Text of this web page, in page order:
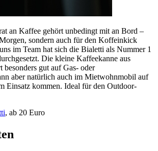
an Kaffee gehört unbedingt mit an Bord –
sondern auch für den Koffeinkick
im Team hat sich die Bialetti als Nummer 1
Die kleine Kaffeekanne aus
gut auf Gas- oder
aber natürlich auch im Mietwohnmobil auf
Einsatz kommen. Ideal für den Outdoor-
, ab 20 Euro